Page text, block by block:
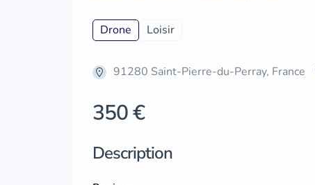
Drone Loisir
91280 Saint-Pierre-du-Perray, France
350 €
Description